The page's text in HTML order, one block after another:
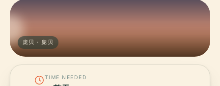
庞贝 · 庞贝
TIME NEEDED